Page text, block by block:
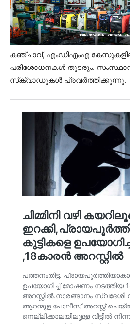
കഞ്ചാവ്, എംഡിഎംഎ
പരിശോധനകൾ തുടരും.
സ്‌ക്വാഡുകൾ പ്രവർത്തിക്കുന്നു.